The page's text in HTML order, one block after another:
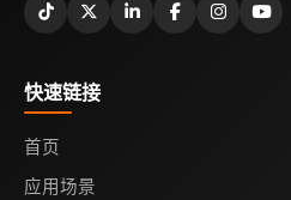
快速链接
首页
应用场景